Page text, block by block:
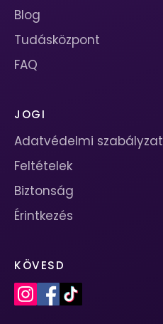
Blog
Tudásközpont
FAQ
JOGI
Adatvédelmi szabályzat
Feltételek
Biztonság
Érintkezés
KÖVESD